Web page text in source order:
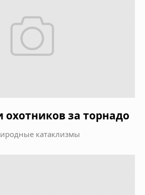
за торнадо
катаклизмы